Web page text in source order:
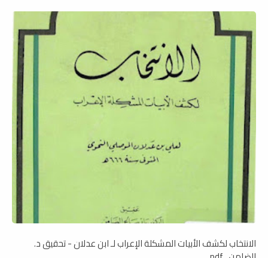
الانتخاب لكشف الأبيات المشكلة الإعراب لـ ابن عدلان - تحقيق د.